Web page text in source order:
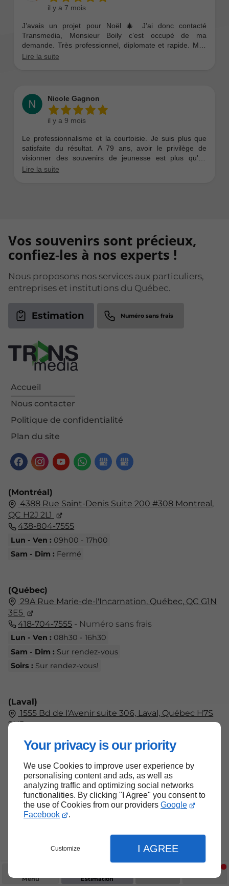
Your privacy is our priority
We use Cookies to improve user experience by
personalising content and ads, as well as
analyzing traffic and optimizing social networks
functionalities. By clicking "I Agree" you consent to
the use of Cookies from our providers Google
Facebook
.
Customize I AGREE
Menu Estimation
Accueil
Nous contacter
Politique de confidentialité
Plan du site
Vos souvenirs sont précieux,
confiez-les à nos experts !
Nous proposons nos services aux particuliers,
entreprises et institutions du Québec.
Estimation
(Québec)
29A Rue Marie-de-l'Incarnation, Québec, QC G1N
3E5
418-704-7555 - Numéro sans frais
Lun - Ven : 08h30 - 16h30
Sam - Dim : Sur rendez-vous
Soirs : Sur rendez-vous!
(Laval)
1555 Bd de l'Avenir suite 306, Laval, Québec H7S
2N5
Lun - Ven :
09h00 - 17h00
Sam - Dim :Fermé
(Montréal)
4388 Rue Saint-Denis Suite 200 #308 Montreal,
QC H2J 2L1
438-804-7555
Lun - Ven : 09h00 - 17h00
Sam - Dim : Fermé
Haut de page